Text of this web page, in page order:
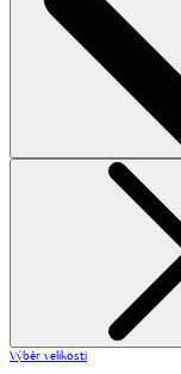
Výběr velikosti